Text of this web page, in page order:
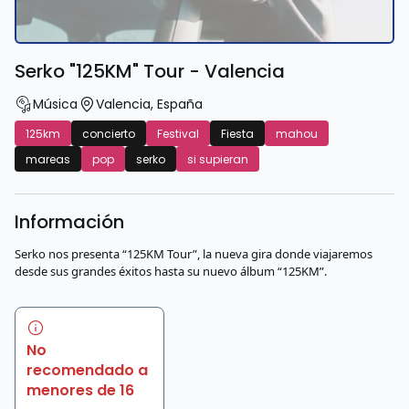
Serko "125KM" Tour - Valencia
Música Valencia, España
125km concierto Festival Fiesta
mahou
mareas
pop serko si supieran
Información
Serko nos presenta “125KM Tour”, la nueva gira donde viajaremos
desde sus grandes éxitos hasta su nuevo álbum “125KM”.
No
recomendado a
menores de 16